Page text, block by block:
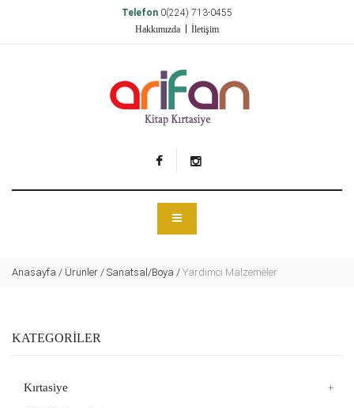
Telefon 0(224) 713-0455
Hakkımızda
İletişim
Anasayfa / Ürünler / Sanatsal/Boya / Yardımcı Malzemeler
KATEGORİLER
Kırtasiye